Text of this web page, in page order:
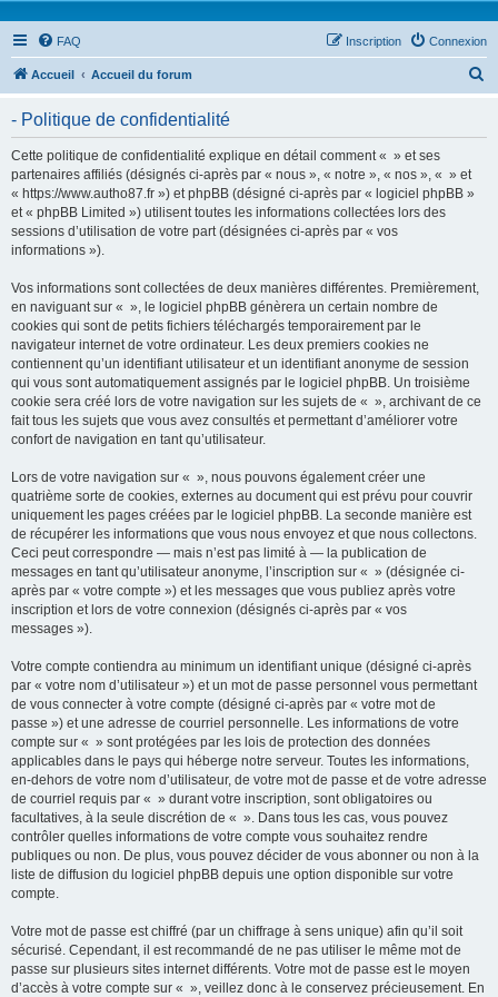
FAQ Connexion
Inscription
Accueil Accueil du forum
- Politique de confidentialité
Cette politique de confidentialité explique en détail comment « » et ses
partenaires affiliés (désignés ci-après par « nous », « notre », « nos », « » et
« https://www.autho87.fr ») et phpBB (désigné ci-après par « logiciel phpBB »
et « phpBB Limited ») utilisent toutes les informations collectées lors des
sessions d’utilisation de votre part (désignées ci-après par « vos
informations »).
Vos informations sont collectées de deux manières différentes. Premièrement,
en naviguant sur « », le logiciel phpBB génèrera un certain nombre de
cookies qui sont de petits fichiers téléchargés temporairement par le
navigateur internet de votre ordinateur. Les deux premiers cookies ne
contiennent qu’un identifiant utilisateur et un identifiant anonyme de session
qui vous sont automatiquement assignés par le logiciel phpBB. Un troisième
cookie sera créé lors de votre navigation sur les sujets de « », archivant de ce
fait tous les sujets que vous avez consultés et permettant d’améliorer votre
confort de navigation en tant qu’utilisateur.
Lors de votre navigation sur « », nous pouvons également créer une
quatrième sorte de cookies, externes au document qui est prévu pour couvrir
uniquement les pages créées par le logiciel phpBB. La seconde manière est
de récupérer les informations que vous nous envoyez et que nous collectons.
Ceci peut correspondre — mais n’est pas limité à — la publication de
messages en tant qu’utilisateur anonyme, l’inscription sur « » (désignée ci-
après par « votre compte ») et les messages que vous publiez après votre
inscription et lors de votre connexion (désignés ci-après par « vos
messages »).
Votre compte contiendra au minimum un identifiant unique (désigné ci-après
par « votre nom d’utilisateur ») et un mot de passe personnel vous permettant
de vous connecter à votre compte (désigné ci-après par « votre mot de
passe ») et une adresse de courriel personnelle. Les informations de votre
compte sur « » sont protégées par les lois de protection des données
applicables dans le pays qui héberge notre serveur. Toutes les informations,
en-dehors de votre nom d’utilisateur, de votre mot de passe et de votre adresse
de courriel requis par « » durant votre inscription, sont obligatoires ou
facultatives, à la seule discrétion de « ». Dans tous les cas, vous pouvez
contrôler quelles informations de votre compte vous souhaitez rendre
publiques ou non. De plus, vous pouvez décider de vous abonner ou non à la
liste de diffusion du logiciel phpBB depuis une option disponible sur votre
compte.
Votre mot de passe est chiffré (par un chiffrage à sens unique) afin qu’il soit
sécurisé. Cependant, il est recommandé de ne pas utiliser le même mot de
passe sur plusieurs sites internet différents. Votre mot de passe est le moyen
d’accès à votre compte sur « », veillez donc à le conservez précieusement. En